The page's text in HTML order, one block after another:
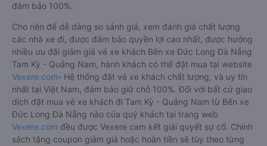
đảm bảo 100%.
Cho nên để dễ dàng so sánh giá, xem đánh giá chất lượng
các nhà xe đi, được đảm bảo quyền lợi cao nhất, được hưởng
nhiều ưu đãi giảm giá vé xe khách Bến xe Đức Long Đà Nẵng
Tam Kỳ - Quảng Nam, hành khách có thể đặt mua tại website
Vexere.com- Hệ thống đặt vé xe khách chất lượng, và uy tín
nhất tại Việt Nam, đảm bảo giữ chỗ 100%. Đối với bất cứ giao
dịch đặt mua vé xe khách đi Tam Kỳ - Quảng Nam từ Bến xe
Đức Long Đà Nẵng nào của quý khách tại trang web
Vexere.com đều được Vexere cam kết giải quyết sự cố. Chính
sách tặng coupon giảm giá hoặc hoàn tiền sẽ tùy theo từng